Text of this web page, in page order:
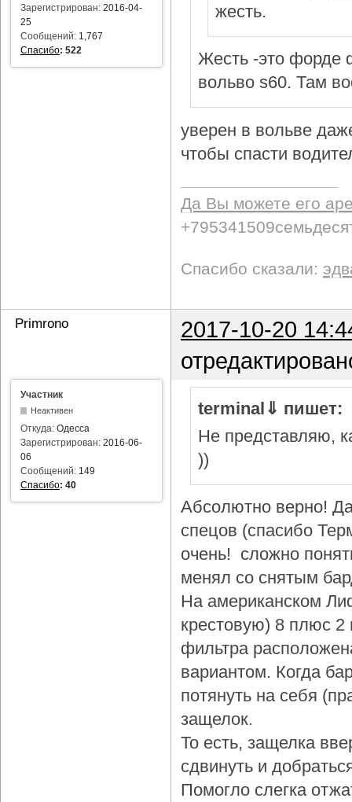
Зарегистрирован: 2016-04-
25
Сообщений: 1,767
Спасибо: 522
жесть.
Жесть -это форде
вольво s60. Там
уверен в вольве
чтобы спасти
Да Вы можете его
Спасибо сказали:
Primrono
2017-10-20
Участник
Неактивен
Откуда: Одесса
Зарегистрирован: 2016-06-
06
Сообщений: 149
Спасибо: 40
terminal⇓ пишет:
Не представляю,
))
Абсолютно верно!
спецов (спасибо
очень! сложно
менял со снятым
На американском
крестовую) 8 плюс 2
фильтра
вариантом. Когда
потянуть на себя
защелок.
То есть, защелка
сдвинуть и
Помогло слегка